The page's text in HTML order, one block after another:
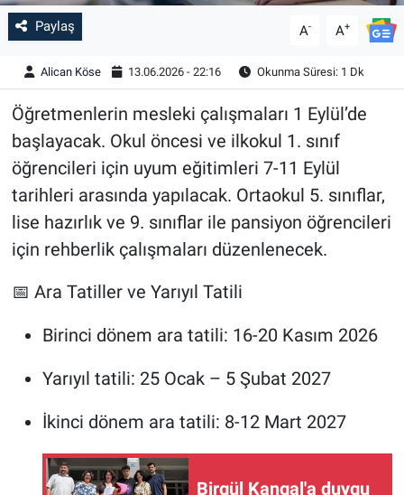
Paylaş A- A+
Alican Köse 13.06.2026 - 22:16 Okunma Süresi: 1 Dk
Öğretmenlerin mesleki çalışmaları 1 Eylül’de
başlayacak. Okul öncesi ve ilkokul 1. sınıf
öğrencileri için uyum eğitimleri 7-11 Eylül
tarihleri arasında yapılacak. Ortaokul 5. sınıflar,
lise hazırlık ve 9. sınıflar ile pansiyon öğrencileri
için rehberlik çalışmaları düzenlenecek.
📅 Ara Tatiller ve Yarıyıl Tatili
Birinci dönem ara tatili: 16-20 Kasım 2026
Yarıyıl tatili: 25 Ocak – 5 Şubat 2027
İkinci dönem ara tatili: 8-12 Mart 2027
Birgül Kangal'a duygu